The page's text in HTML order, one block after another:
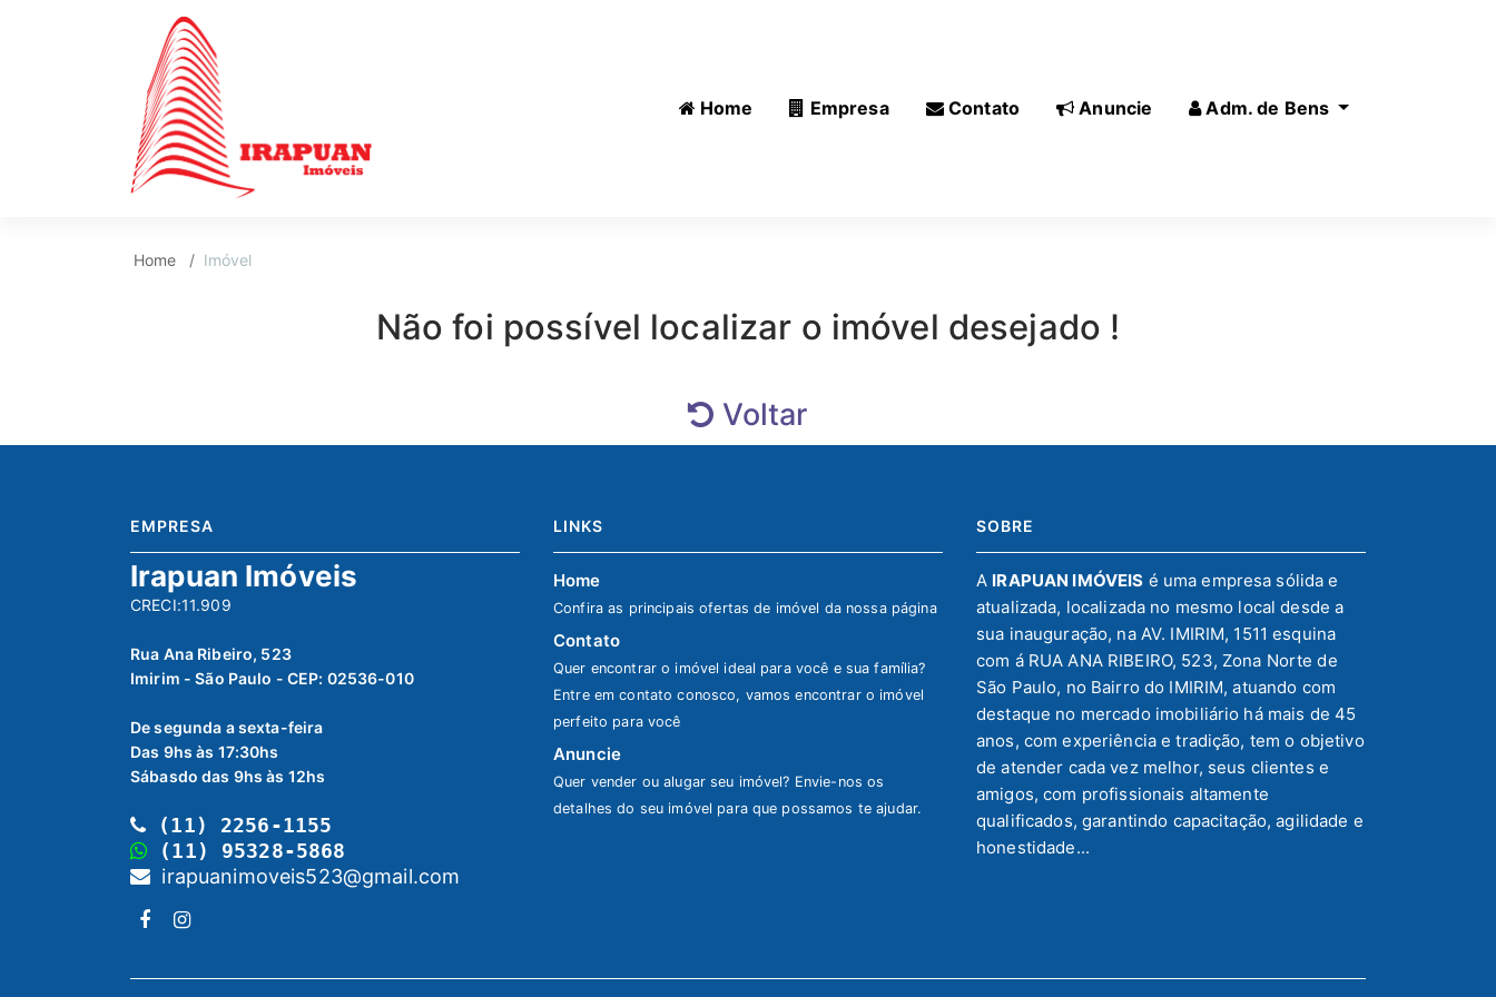
Home Empresa Contato Anuncie Adm. de Bens
Home Imóvel
Não foi possível localizar o imóvel desejado !
Voltar
EMPRESA
Irapuan Imóveis
CRECI:11.909
Rua Ana Ribeiro, 523
Imirim - São Paulo - CEP: 02536-010
De segunda a sexta-feira
Das 9hs às 17:30hs
Sábasdo das 9hs às 12hs
(11) 2256-1155
(11) 95328-5868
irapuanimoveis523@gmail.com
LINKS
Home
Confira as principais ofertas de imóvel da nossa página
Contato
Quer encontrar o imóvel ideal para você e sua família?
Entre em contato conosco, vamos encontrar o imóvel
perfeito para você
Anuncie
Quer vender ou alugar seu imóvel? Envie-nos os
detalhes do seu imóvel para que possamos te ajudar.
SOBRE
A IRAPUAN IMÓVEIS é uma empresa sólida e
atualizada, localizada no mesmo local desde a
sua inauguração, na AV. IMIRIM, 1511 esquina
com á RUA ANA RIBEIRO, 523, Zona Norte de
São Paulo, no Bairro do IMIRIM, atuando com
destaque no mercado imobiliário há mais de 45
anos, com experiência e tradição, tem o objetivo
de atender cada vez melhor, seus clientes e
amigos, com profissionais altamente
qualificados, garantindo capacitação, agilidade e
honestidade...